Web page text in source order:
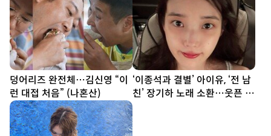
덩어리즈 완전체…김신영 “이
런 대접 처음” (나혼산)
‘이종석과 결별’ 아이유, ‘전 남
친’ 장기하 노래 소환…웃픈 타